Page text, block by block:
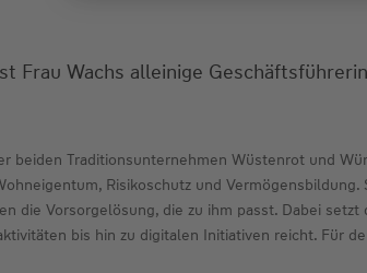
Frau Wachs alleinige
beiden Traditionsunternehmen Wüstenrot und
Risikoschutz und
die Vorsorgelösung, die zu ihm passt. Dabei
bis hin zu digitalen Initiativen reicht. Für